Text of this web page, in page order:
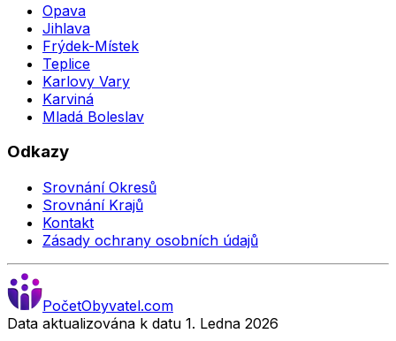
Opava
Jihlava
Frýdek-Místek
Teplice
Karlovy Vary
Karviná
Mladá Boleslav
Odkazy
Srovnání Okresů
Srovnání Krajů
Kontakt
Zásady ochrany osobních údajů
PočetObyvatel.com
Data aktualizována k datu 1. Ledna 2026